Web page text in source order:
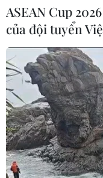
ASEAN Cup
của đội tuyển